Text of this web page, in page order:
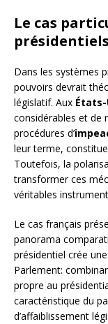
Le cas
présidentiels
Dans les systèmes
pouvoirs devrait
législatif. Aux États-
considérables et de
procédures d’
leur terme,
Toutefois, la
transformer ces
véritables
Le cas français
panorama
présidentiel crée
Parlement:
propre au
caractéristique du
d’affaiblissement